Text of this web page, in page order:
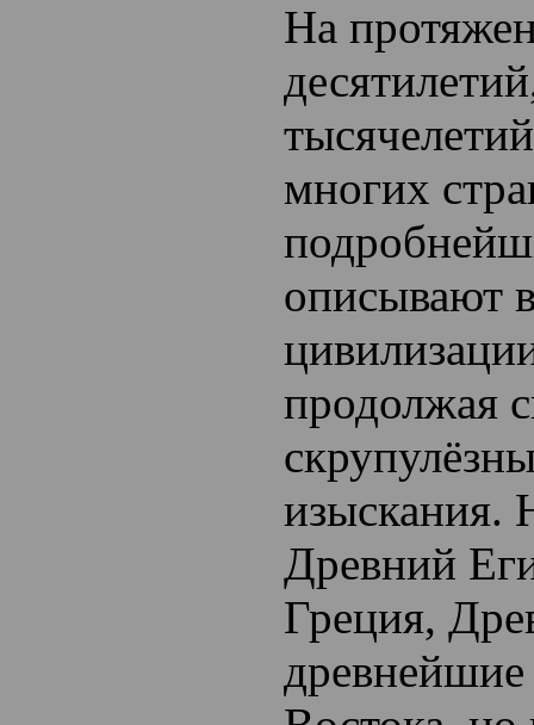
На
многих
описывают
продолжая
изыскания.
Древний
Греция,